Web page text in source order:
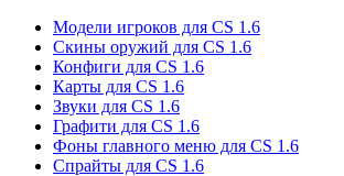
Модели игроков для CS 1.6
Скины оружий для CS 1.6
Конфиги для CS 1.6
Карты для CS 1.6
Звуки для CS 1.6
Графити для CS 1.6
Фоны главного меню для CS 1.6
Спрайты для CS 1.6